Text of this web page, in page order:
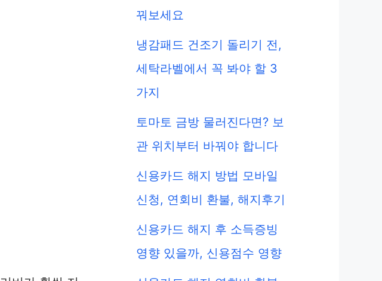
꿔보세요
냉감패드 건조기 돌리기 전,
세탁라벨에서 꼭 봐야 할 3
가지
토마토 금방 물러진다면? 보
관 위치부터 바꿔야 합니다
신용카드 해지 방법 모바일
신청, 연회비 환불, 해지후기
신용카드 해지 후 소득증빙
영향 있을까, 신용점수 영향